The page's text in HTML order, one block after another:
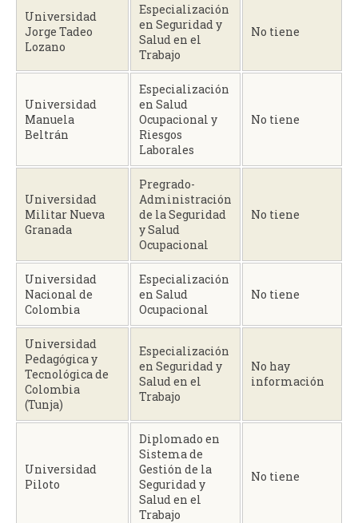
Universidad
Jorge Tadeo
Lozano
Especialización
en Seguridad y
Salud en el
Trabajo
No tiene
Universidad
Manuela
Beltrán
Especialización
en Salud
Ocupacional y
Riesgos
Laborales
No tiene
Universidad
Militar Nueva
Granada
Pregrado-
Administración
de la Seguridad
y Salud
Ocupacional
No tiene
Universidad
Nacional de
Colombia
Especialización
en Salud
Ocupacional
No tiene
Universidad
Pedagógica y
Tecnológica de
Colombia
(Tunja)
Especialización
en Seguridad y
Salud en el
Trabajo
No hay
información
Universidad
Piloto
Diplomado en
Sistema de
Gestión de la
Seguridad y
Salud en el
Trabajo
No tiene